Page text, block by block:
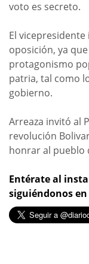
voto es secreto.
El
oposición, ya
protagonismo
patria, tal como
gobierno.
Arreaza invitó al
revolución
honrar al pueblo
Entérate al
siguiéndonos